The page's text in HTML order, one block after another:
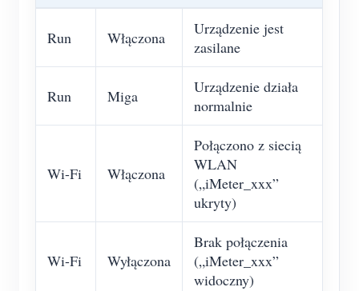
Run Włączona
Urządzenie jest
zasilane
Run Miga
Urządzenie działa
normalnie
Wi-Fi Włączona
Połączono z siecią
WLAN
(„iMeter_xxx”
ukryty)
Wi-Fi Wyłączona
Brak połączenia
(„iMeter_xxx”
widoczny)